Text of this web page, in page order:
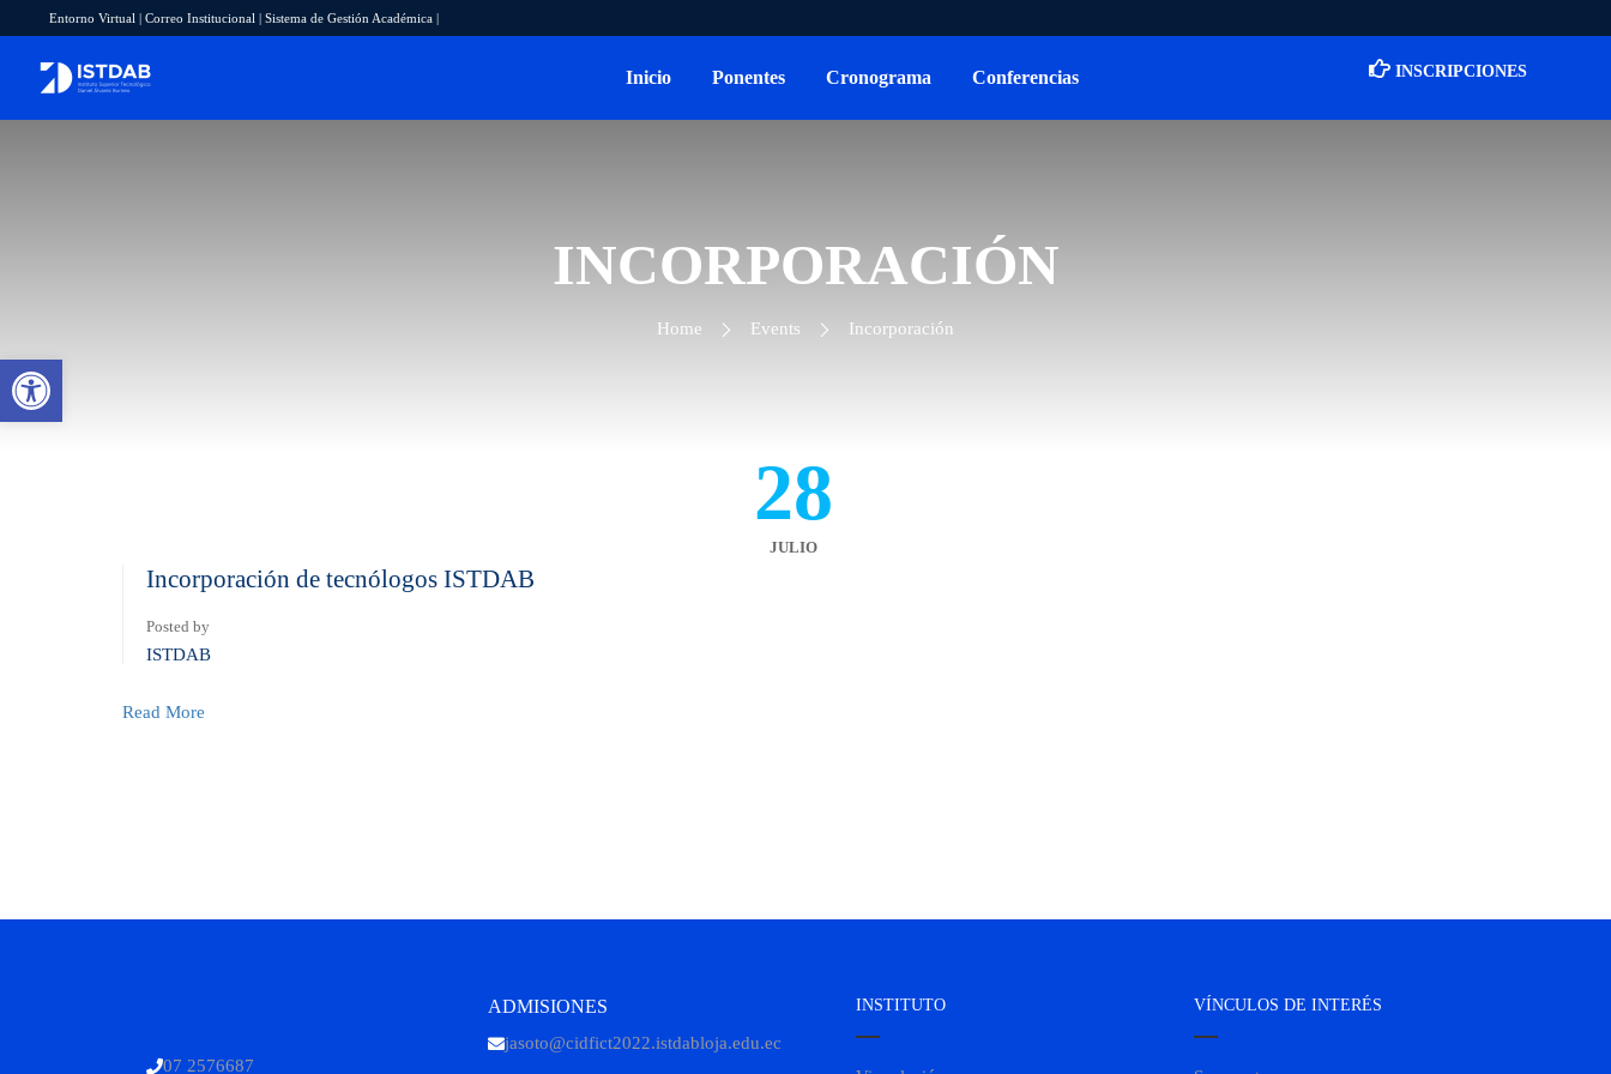
Abrir barra de herramientas
Entorno Virtual | Correo Institucional | Sistema de Gestión Académica |
Inicio Ponentes Cronograma Conferencias INSCRIPCIONES
INCORPORACIÓN
Home Events Incorporación
28
JULIO
Incorporación de tecnólogos ISTDAB
Posted by
ISTDAB
Read More
07 2576687
ADMISIONES
jasoto@cidfict2022.istdabloja.edu.ec
INSTITUTO VÍNCULOS DE INTERÉS